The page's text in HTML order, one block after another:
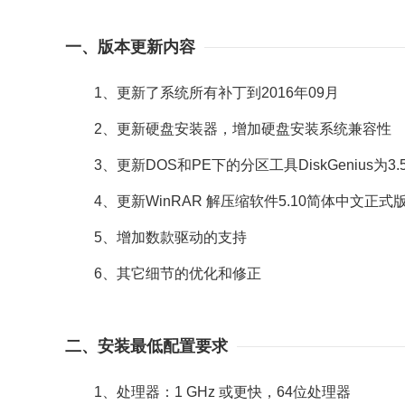
一、版本更新内容
1、更新了系统所有补丁到2016年09月
2、更新硬盘安装器，增加硬盘安装系统兼容性
3、更新DOS和PE下的分区工具DiskGenius为
4、更新WinRAR 解压缩软件5.10简体中文正式
5、增加数款驱动的支持
6、其它细节的优化和修正
二、安装最低配置要求
1、处理器：1 GHz 或更快，64位处理器